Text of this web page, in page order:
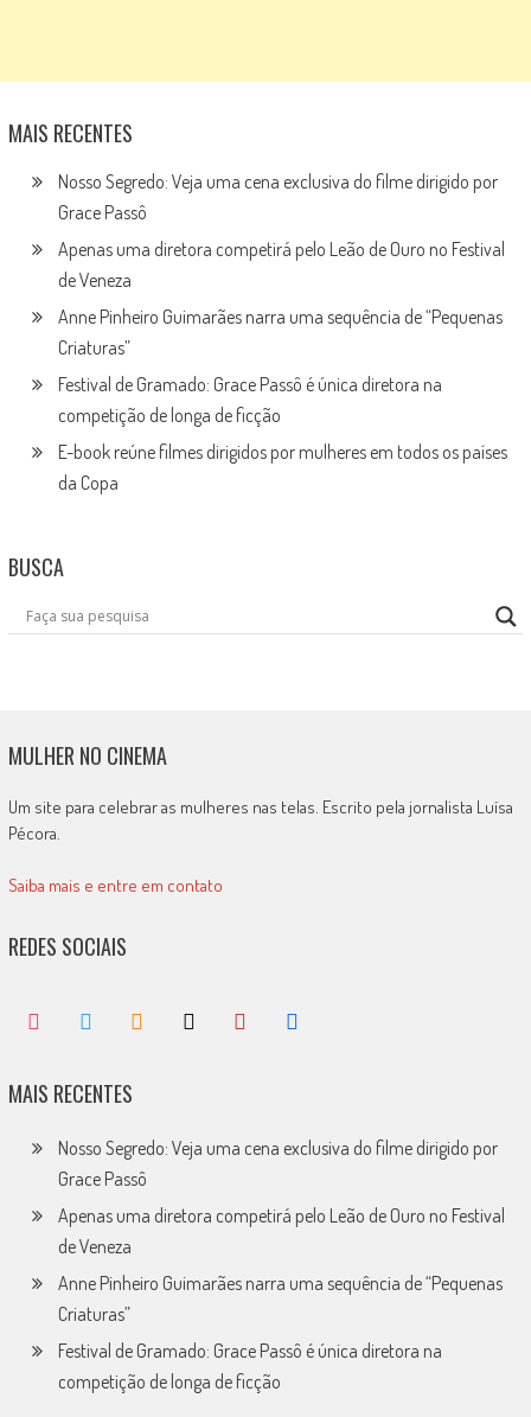
MAIS RECENTES
Nosso Segredo: Veja uma cena exclusiva do filme dirigido por
Grace Passô
Apenas uma diretora competirá pelo Leão de Ouro no Festival
de Veneza
Anne Pinheiro Guimarães narra uma sequência de “Pequenas
Criaturas”
Festival de Gramado: Grace Passô é única diretora na
competição de longa de ficção
E-book reúne filmes dirigidos por mulheres em todos os países
da Copa
BUSCA
MULHER NO CINEMA
Um site para celebrar as mulheres nas telas. Escrito pela jornalista Luísa
Pécora.
Saiba mais e entre em contato
REDES SOCIAIS
MAIS RECENTES
Nosso Segredo: Veja uma cena exclusiva do filme dirigido por
Grace Passô
Apenas uma diretora competirá pelo Leão de Ouro no Festival
de Veneza
Anne Pinheiro Guimarães narra uma sequência de “Pequenas
Criaturas”
Festival de Gramado: Grace Passô é única diretora na
competição de longa de ficção